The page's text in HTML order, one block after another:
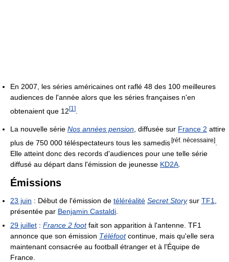
En 2007, les séries américaines ont raflé 48 des 100 meilleures
audiences de l'année alors que les séries françaises n'en
obtenaient que 12[1 ]
La nouvelle série Nos années pension, diffusée sur France 2 attire
plus de 750 000 téléspectateurs tous les samedis [réf. nécessaire]
Elle atteint donc des records d'audiences pour une telle série
diffusé au départ dans l'émission de jeunesse KD2A
Émissions
23 juin : Début de l'émission de téléréalité Secret Storysur TF1
présentée par Benjamin Castaldi
29 juillet : France 2 footfait son apparition à l'antenne. TF1
annonce que son émission Téléfootcontinue, mais qu'elle sera
maintenant consacrée au football étranger et à l'Équipe de
France.